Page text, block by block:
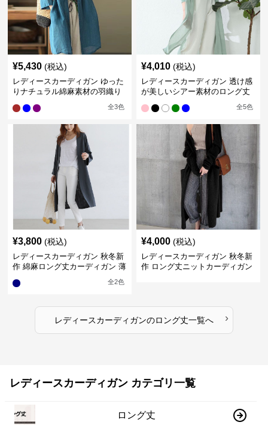
¥5,430 (税込)
レディースカーディガン ゆった
りナチュラル綿麻素材の羽織り
全3色
¥4,010 (税込)
レディースカーディガン 透け感
が美しいシアー素材のロング丈
全5色
¥3,800 (税込)
レディースカーディガン 秋冬新
作 綿麻ロング丈カーディガン 薄
全2色
¥4,000 (税込)
レディースカーディガン 秋冬新
作 ロング丈ニットカーディガン
レディースカーディガンのロング丈一覧へ ›
レディースカーディガン カテゴリ一覧
ロング丈